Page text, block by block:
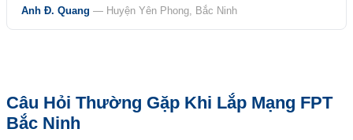
Anh Đ. Quang — Huyện Yên Phong, Bắc Ninh
Câu Hỏi Thường Gặp Khi Lắp Mạng FPT
Bắc Ninh